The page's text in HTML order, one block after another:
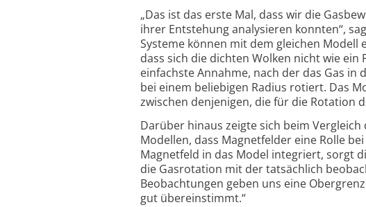
„Das ist das erste Mal, dass wir die
ihrer Entstehung analysieren konnten“,
Systeme können mit dem gleichen Modell
dass sich die dichten Wolken nicht wie
einfachste Annahme, nach der das Gas
bei einem beliebigen Radius rotiert. Das
zwischen denjenigen, die für die Rotation
Darüber hinaus zeigte sich beim
Modellen, dass Magnetfelder eine Rolle
Magnetfeld in das Model integriert, sorgt
die Gasrotation mit der tatsächlich
Beobach­tungen geben uns eine
gut über­ein­stimmt.“